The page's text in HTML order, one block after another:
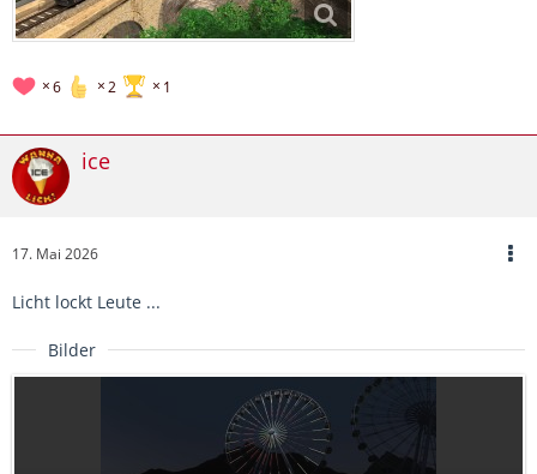
6 2 1
ice
17. Mai 2026
Licht lockt Leute ...
Bilder